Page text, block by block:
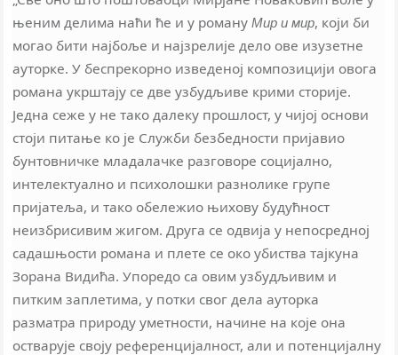
њеним делима наћи ће и у романуМир и мир, који би
могао бити најбоље и најзрелије дело ове изузетне
ауторке. У беспрекорно изведеној композицији овога
романа укрштају се две узбудљиве крими сторије.
Једна сеже у не тако далеку прошлост, у чијој основи
стоји питање ко је Служби безбедности пријавио
бунтовничке младалачке разговоре социјално,
интелектуално и психолошки разнолике групе
пријатеља, и тако обележио њихову будућност
неизбрисивим жигом. Друга се одвија у непосредној
садашњости романа и плете се око убиства тајкуна
Зорана Видића. Упоредо са овим узбудљивим и
питким заплетима, у потки свог дела ауторка
разматра природу уметности, начине на које она
остварује своју референцијалност, али и потенцијалну